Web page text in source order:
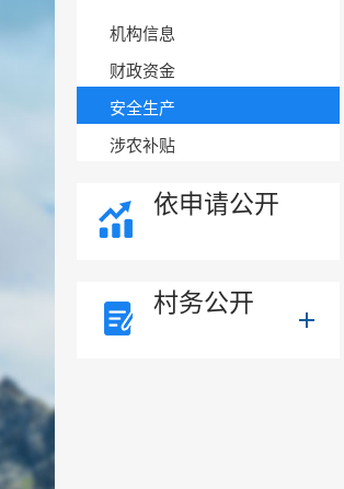
机构信息
财政资金
安全生产
涉农补贴
依申请公开
村务公开